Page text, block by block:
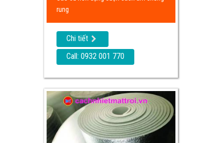
rung
Chi tiết
Call: 0932 001 770